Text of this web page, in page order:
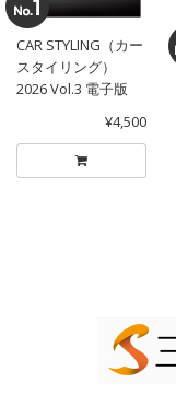
CAR STYLING（カー
スタイリング）
2026 Vol.3 電子版
¥4,500